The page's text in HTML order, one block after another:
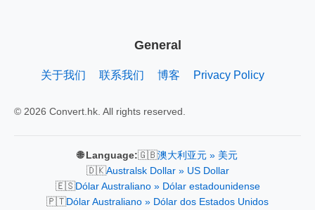
General
关于我们 联系我们 博客 Privacy Policy
© 2026 Convert.hk. All rights reserved.
🌐 Language:🇬🇧澳大利亚元 » 美元
🇩🇰Australsk Dollar » US Dollar
🇪🇸Dólar Australiano » Dólar estadounidense
🇵🇹Dólar Australiano » Dólar dos Estados Unidos